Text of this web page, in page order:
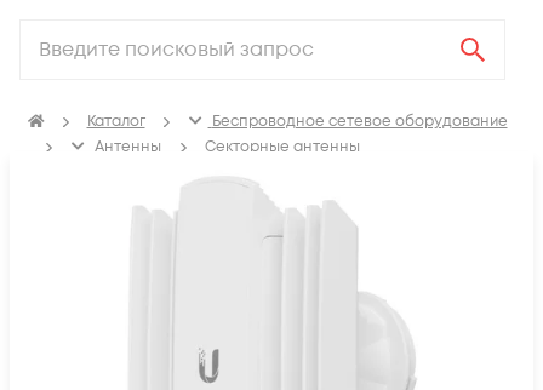
Каталог
Беспроводное сетевое оборудование
Антенны
Секторные антенны